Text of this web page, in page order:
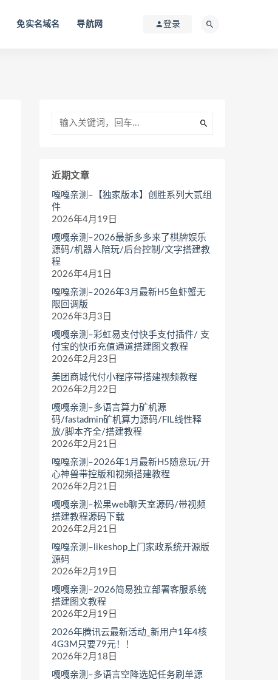
免实名域名 导航网 登录
近期文章
嘎嘎亲测–【独家版本】创胜系列大贰组
件
2026年4月19日
嘎嘎亲测–2026最新多多来了棋牌娱乐
源码/机器人陪玩/后台控制/文字搭建教
程
2026年4月1日
嘎嘎亲测–2026年3月最新H5鱼虾蟹无
限回调版
2026年3月3日
嘎嘎亲测–彩虹易支付快手支付插件/ 支
付宝的快币充值通道搭建图文教程
2026年2月23日
美团商城代付小程序带搭建视频教程
2026年2月22日
嘎嘎亲测–多语言算力矿机源
码/fastadmin矿机算力源码/FIL线性释
放/脚本齐全/搭建教程
2026年2月21日
嘎嘎亲测–2026年1月最新H5随意玩/开
心神兽带控版和视频搭建教程
2026年2月21日
嘎嘎亲测–松果web聊天室源码/带视频
搭建教程源码下载
2026年2月21日
嘎嘎亲测–likeshop上门家政系统开源版
源码
2026年2月19日
嘎嘎亲测–2026简易独立部署客服系统
搭建图文教程
2026年2月19日
2026年腾讯云最新活动_新用户1年4核
4G3M只要79元！！
2026年2月18日
嘎嘎亲测–多语言空降选妃任务刷单源